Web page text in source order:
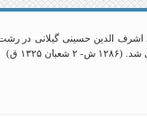
الدین حسینی گیلانی در رشت.
۱۳۲۵ ق)